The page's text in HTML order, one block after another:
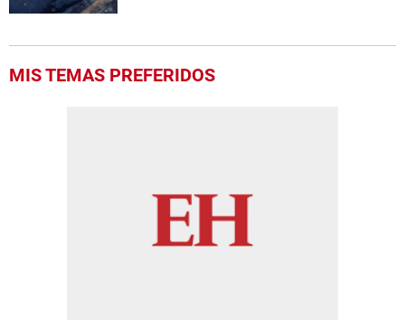
MIS TEMAS PREFERIDOS